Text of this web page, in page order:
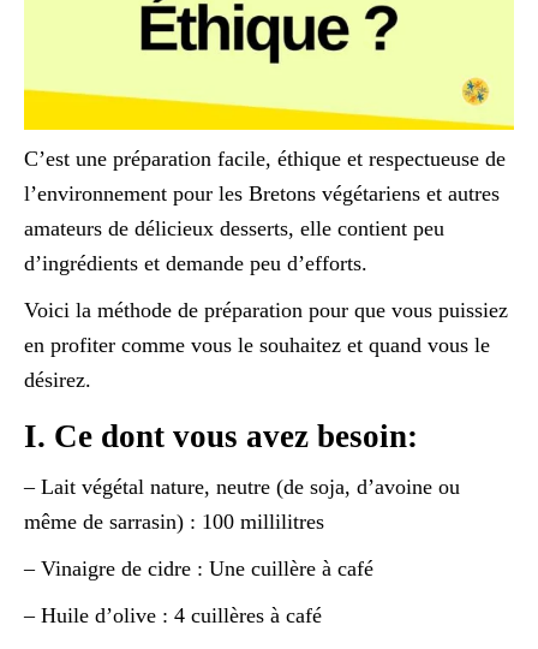
C’est une préparation facile, éthique et respectueuse de
l’environnement pour les Bretons végétariens et autres
amateurs de délicieux desserts, elle contient peu
d’ingrédients et demande peu d’efforts.
Voici la méthode de préparation pour que vous puissiez
en profiter comme vous le souhaitez et quand vous le
désirez.
I. Ce dont vous avez besoin:
– Lait végétal nature, neutre (de soja, d’avoine ou
même de sarrasin) : 100 millilitres
– Vinaigre de cidre : Une cuillère à café
– Huile d’olive : 4 cuillères à café